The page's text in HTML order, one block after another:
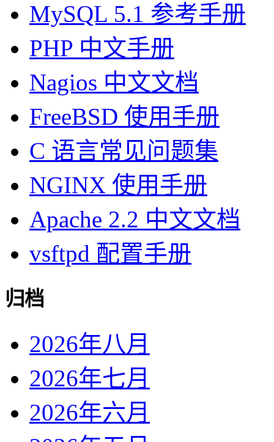
MySQL 5.1 参考手册
PHP 中文手册
Nagios 中文文档
FreeBSD 使用手册
C 语言常见问题集
NGINX 使用手册
Apache 2.2 中文文档
vsftpd 配置手册
归档
2026年八月
2026年七月
2026年六月